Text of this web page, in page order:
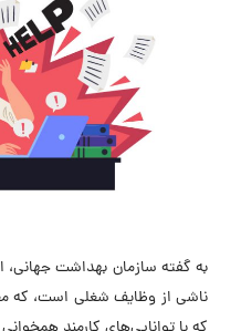
به گفته سازمان بهداشت
ناشی از وظایف شغلی است، که